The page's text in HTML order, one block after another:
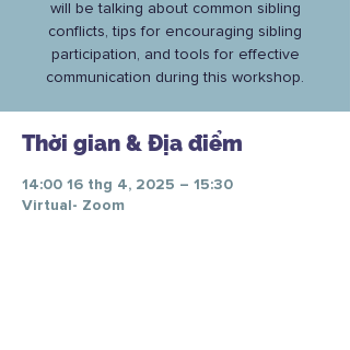
will be talking about common sibling
conflicts, tips for encouraging sibling
participation, and tools for effective
communication during this workshop.
Thời gian & Địa điểm
14:00 16 thg 4, 2025 – 15:30
Virtual- Zoom